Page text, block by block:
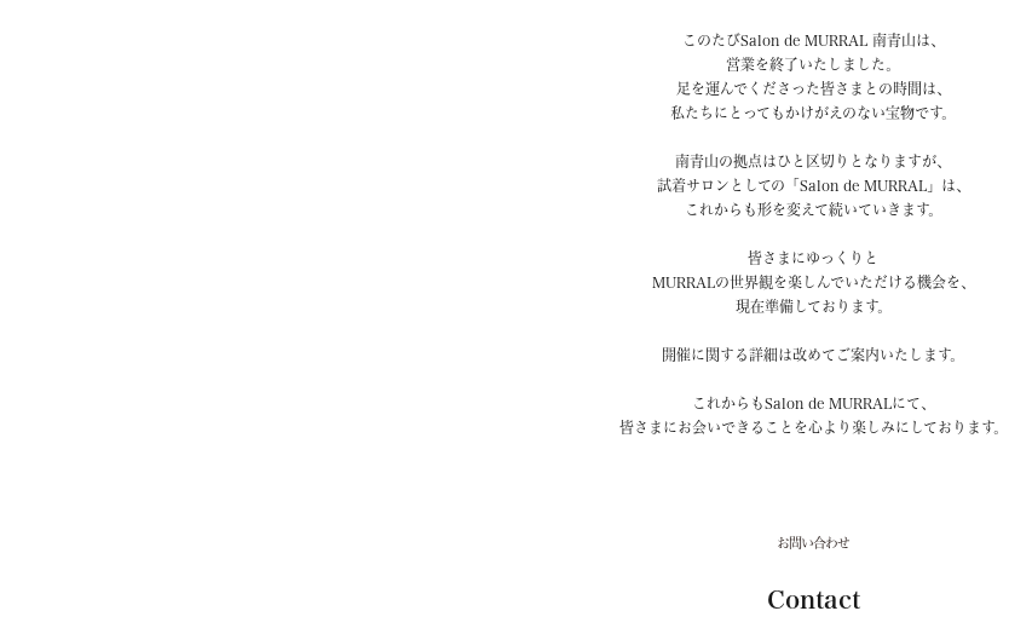
このたびSalon de MURRAL 南青山は、
営業を終了いたしました。
足を運んでくださった皆さまとの時間は、
私たちにとってもかけがえのない宝物です。
南青山の拠点はひと区切りとなりますが、
試着サロンとしての「Salon de MURRAL」は、
これからも形を変えて続いていきます。
皆さまにゆっくりと
MURRALの世界観を楽しんでいただける機会を、
現在準備しております。
開催に関する詳細は改めてご案内いたします。
これからもSalon de MURRALにて、
皆さまにお会いできることを心より楽しみにしております。
お問い合わせ
Contact